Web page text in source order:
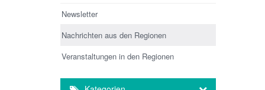
Newsletter
Nachrichten aus den Regionen
Veranstaltungen in den Regionen